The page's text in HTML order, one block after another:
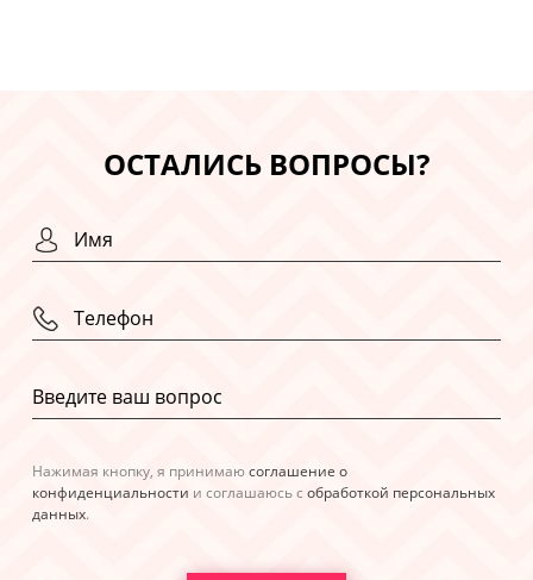
ОСТАЛИСЬ ВОПРОСЫ?
Нажимая кнопку, я принимаюсоглашение о
конфиденциальности и соглашаюсь с обработкой персональных
данных.